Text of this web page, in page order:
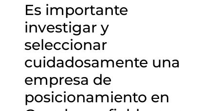
Es importante
investigar y
seleccionar
cuidadosamente una
empresa de
posicionamiento en